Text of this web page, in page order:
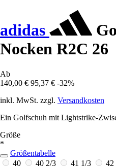
adidas
Nocken R2C 26
Ab
140,00 € 95,37 € -32%
inkl. MwSt. zzgl. Versandkosten
Ein Golfschuh mit Lightstrike-
Größe
*
Größentabelle
40
40 2/3 41 1/3 42